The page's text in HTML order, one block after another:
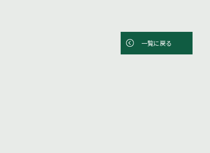
一覧に戻る